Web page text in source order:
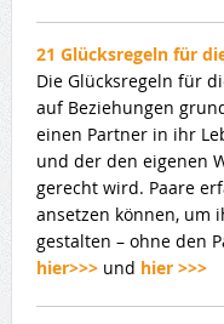
21 Glücksregeln für
Die Glücksregeln für
auf Beziehungen
einen Partner in ihr
und der den eigenen
gerecht wird. Paare
ansetzen können, um
gestalten – ohne den
hier>>> und hier >>>